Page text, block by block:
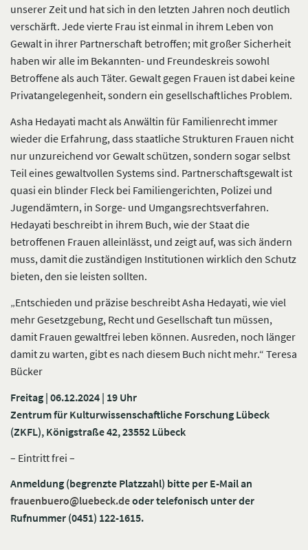
unserer Zeit und hat sich in den letzten Jahren noch deutlich
verschärft. Jede vierte Frau ist einmal in ihrem Leben von
Gewalt in ihrer Partnerschaft betroffen; mit großer Sicherheit
haben wir alle im Bekannten- und Freundeskreis sowohl
Betroffene als auch Täter. Gewalt gegen Frauen ist dabei keine
Privatangelegenheit, sondern ein gesellschaftliches Problem.
Asha Hedayati macht als Anwältin für Familienrecht immer
wieder die Erfahrung, dass staatliche Strukturen Frauen nicht
nur unzureichend vor Gewalt schützen, sondern sogar selbst
Teil eines gewaltvollen Systems sind. Partnerschaftsgewalt ist
quasi ein blinder Fleck bei Familiengerichten, Polizei und
Jugendämtern, in Sorge- und Umgangsrechtsverfahren.
Hedayati beschreibt in ihrem Buch, wie der Staat die
betroffenen Frauen alleinlässt, und zeigt auf, was sich ändern
muss, damit die zuständigen Institutionen wirklich den Schutz
bieten, den sie leisten sollten.
„Entschieden und präzise beschreibt Asha Hedayati, wie viel
mehr Gesetzgebung, Recht und Gesellschaft tun müssen,
damit Frauen gewaltfrei leben können. Ausreden, noch länger
damit zu warten, gibt es nach diesem Buch nicht mehr.“ Teresa
Bücker
Freitag | 06.12.2024 | 19 Uhr
Zentrum für Kulturwissenschaftliche Forschung Lübeck
(ZKFL), Königstraße 42, 23552 Lübeck
– Eintritt frei –
Anmeldung (begrenzte Platzzahl) bitte per E-Mail an
frauenbuero@luebeck.deoder telefonisch unter der
Rufnummer (0451) 122-1615.